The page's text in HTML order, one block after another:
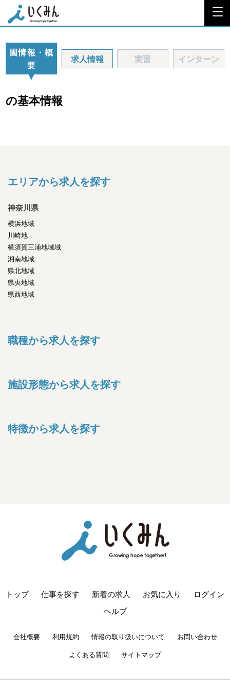
園情報・概
要
求人情報 実習 インターン
の基本情報
エリアから求人を探す
神奈川県
横浜地域
川崎地
横須賀三浦地域域
湘南地域
県北地域
県央地域
県西地域
職種から求人を探す
施設形態から求人を探す
特徴から求人を探す
トップ 仕事を探す 新着の求人 お気に入り ログイン
ヘルプ
会社概要 利用規約 情報の取り扱いについて お問い合わせ
よくある質問 サイトマップ